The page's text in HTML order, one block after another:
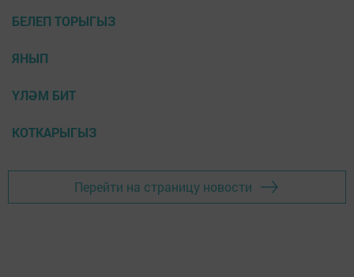
БЕЛЕП ТОРЫГЫЗ
ЯНЫП
ҮЛӘМ БИТ
КОТКАРЫГЫЗ
Перейти на страницу новости